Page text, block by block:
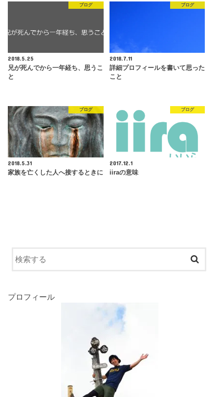
ブログ
2018.5.25
兄が死んでから一年経ち、思うこ
と
ブログ
2018.7.11
詳細プロフィールを書いて思った
こと
ブログ
2018.5.31
家族を亡くした人へ接するときに
ブログ
2017.12.1
iiraの意味
プロフィール